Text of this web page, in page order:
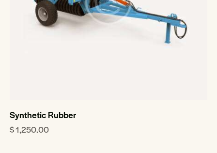
Synthetic Rubber
$1,250.00